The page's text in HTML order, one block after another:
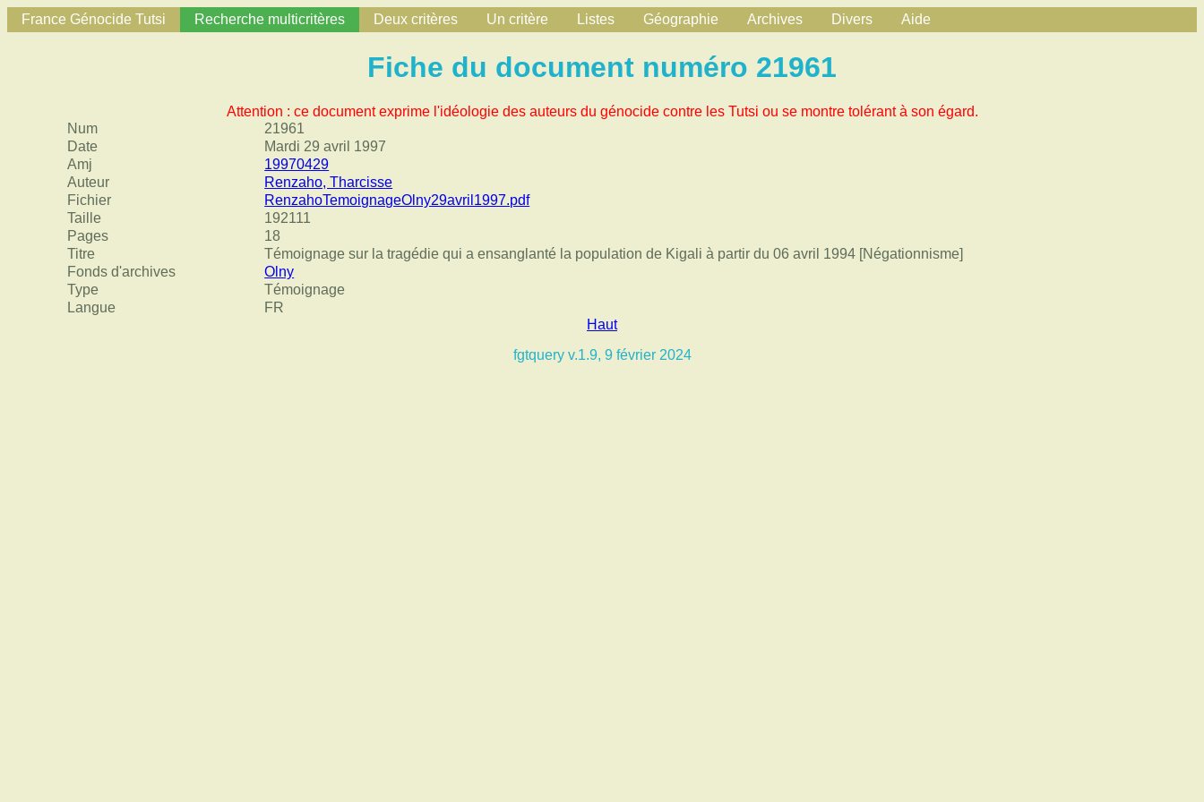
France Génocide Tutsi Recherche multicritères Deux critères Un critère Listes Géographie Archives Divers Aide
Fiche du document numéro 21961
Attention : ce document exprime l'idéologie des auteurs du génocide contre les Tutsi ou se montre tolérant à son égard.
Num
21961
Date
Mardi 29 avril 1997
Amj
19970429
Auteur
Renzaho, Tharcisse
Fichier
RenzahoTemoignageOlny29avril1997.pdf
Taille
192111
Pages
18
Titre
Témoignage sur la tragédie qui a ensanglanté la population de Kigali à partir du 06 avril 1994 [Négationnisme]
Fonds d'archives
Olny
Type
Témoignage
Langue
FR
Haut
fgtquery v.1.9, 9 février 2024